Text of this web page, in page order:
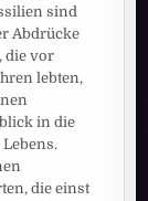
sind
Abdrücke
die vor
lebten,
in die
die einst